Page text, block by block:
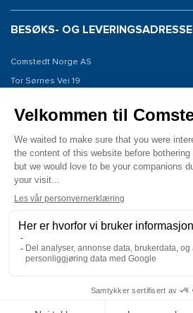
BESØKS- OG LEVERINGSADRESSE
Comstedt Norge AS
Tor Sørnes Vei 19
Norway
KONTAKT OSS